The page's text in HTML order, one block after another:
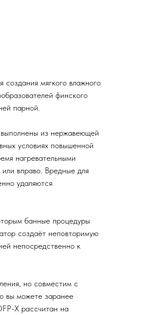
мягкого влажного
финского
парной.
выполнены из нержавеющей
условиях повышенной
нагревательными
вправо. Вредные для
удаляются
банные процедуры
создаёт неповторимую
непосредственно к
но совместим с
вы можете заранее
X рассчитан на